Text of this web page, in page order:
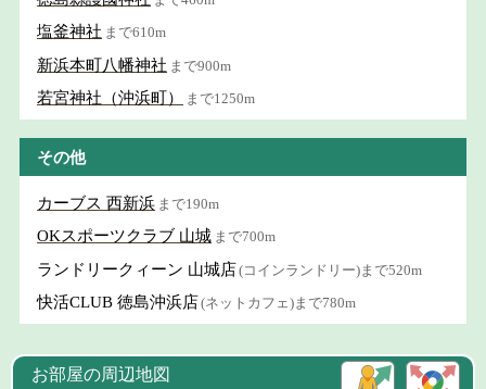
塩釜神社 まで610m
新浜本町八幡神社 まで900m
若宮神社（沖浜町） まで1250m
その他
カーブス 西新浜 まで190m
OKスポーツクラブ 山城 まで700m
ランドリークィーン 山城店(コインランドリー)まで520m
快活CLUB 徳島沖浜店(ネットカフェ)まで780m
お部屋の周辺地図